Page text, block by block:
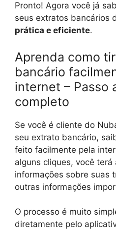
Pronto! Agora você já
seus extratos bancários
prática e eficiente.
Aprenda como
bancário
internet – Passo
completo
Se você é cliente do
seu extrato bancário,
feito facilmente pela
alguns cliques, você
informações sobre suas
outras informações
O processo é muito
diretamente pelo